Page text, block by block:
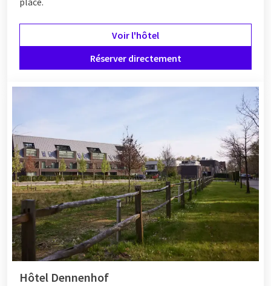
Voir l'hôtel
Réserver directement
Hôtel Dennenhof